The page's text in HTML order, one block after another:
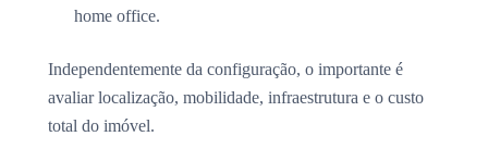
home office.
Independentemente da configuração, o importante é
avaliar localização, mobilidade, infraestrutura e o custo
total do imóvel.